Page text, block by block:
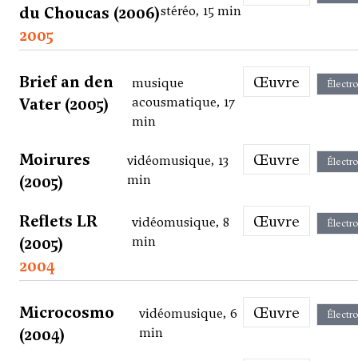
du Choucas (2006)stéréo, 15 min
2005
Brief an den
Vater (2005)
musique
acousmatique, 17
min
Œuvre
Moirures
(2005)
vidéomusique, 13
min
Œuvre
Reflets LR
(2005)
vidéomusique, 8
min
Œuvre
2004
Microcosmo
(2004)
vidéomusique, 6
min
Œuvre